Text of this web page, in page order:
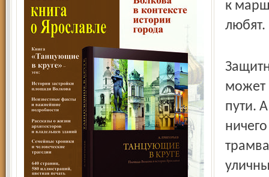
к
может
пути.